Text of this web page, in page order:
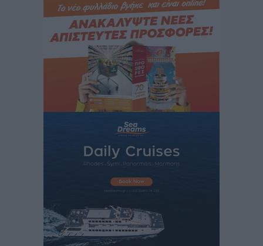
Στρατηγικές Προτάσεις για την Ενίσχυση της
Δημόσιας Υγείας στη Νησιωτική Ελλάδα και στα
Νοσοκομεία της Γ΄ Ζώνης
πριν 12 ώρες
Πάνθηρες: Ξεκίνησαν αισιόδοξοι για την παρθενική
Αθλητικά• πριν 13 ώρες
Αθλητικά• πριν 13 ώρες